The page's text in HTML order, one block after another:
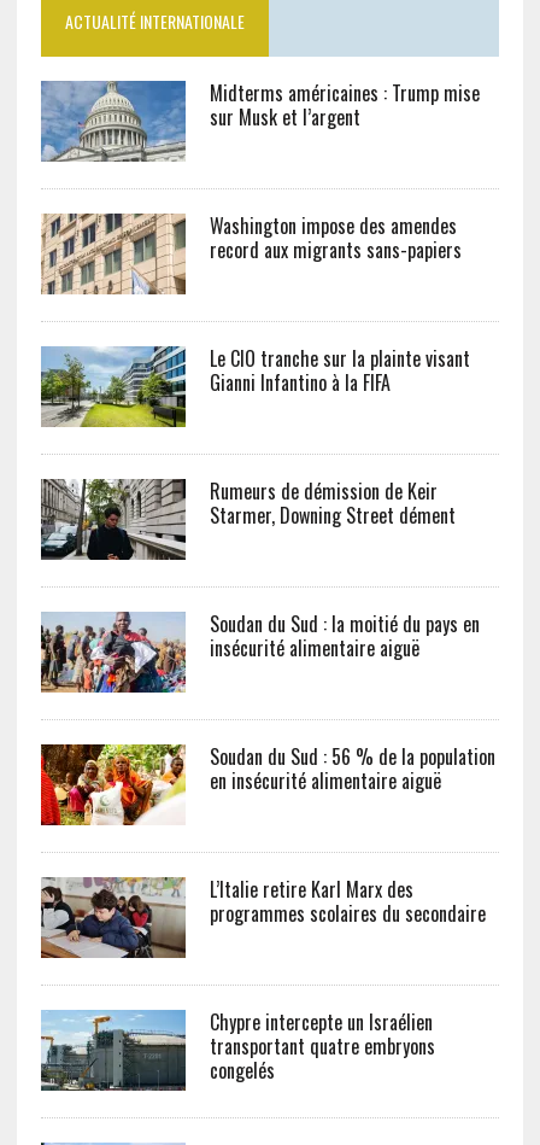
ACTUALITÉ INTERNATIONALE
Midterms américaines : Trump mise
sur Musk et l’argent
Washington impose des amendes
record aux migrants sans-papiers
Le CIO tranche sur la plainte visant
Gianni Infantino à la FIFA
Rumeurs de démission de Keir
Starmer, Downing Street dément
Soudan du Sud : la moitié du pays en
insécurité alimentaire aiguë
Soudan du Sud : 56 % de la population
en insécurité alimentaire aiguë
L’Italie retire Karl Marx des
programmes scolaires du secondaire
Chypre intercepte un Israélien
transportant quatre embryons
congelés